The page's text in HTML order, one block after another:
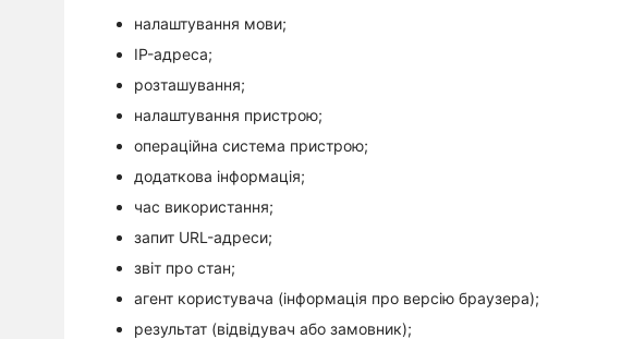
налаштування мови;
IP-адреса;
розташування;
налаштування пристрою;
операційна система пристрою;
додаткова інформація;
час використання;
запит URL-адреси;
звіт про стан;
агент користувача (інформація про версію браузера);
результат (відвідувач або замовник);